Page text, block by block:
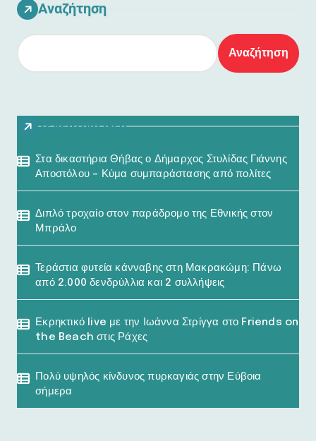
Αναζήτηση
Αναζήτηση
Τελευταία Νέα
Στα δικαστήρια Θήβας ο Δήμαρχος Στυλίδας Γιάννης
Αποστόλου – Κύμα συμπαράστασης από πολίτες
Διπλό τροχαίο στον παράδρομο της Εθνικής στον
Μπράλο
Τεράστια φυτεία κάνναβης στη Μακρακώμη: Πάνω
από 2.000 δενδρύλλια και 2 συλλήψεις
Εκρηκτικό live με την Ιωάννα Στρίγγα στο Friends on
the Beach στις Ράχες
Πολύ υψηλός κίνδυνος πυρκαγιάς στην Εύβοια
σήμερα